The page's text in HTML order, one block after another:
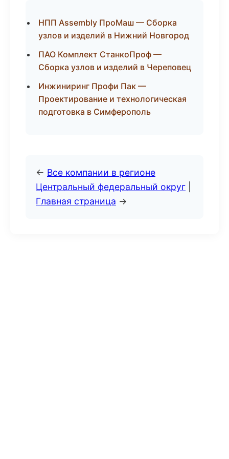
НПП Assembly ПроМаш — Сборка
узлов и изделий в Нижний Новгород
ПАО Комплект СтанкоПроф —
Сборка узлов и изделий в Череповец
Инжиниринг Профи Пак —
Проектирование и технологическая
подготовка в Симферополь
← Все компании в регионе
Центральный федеральный округ
Главная страница →